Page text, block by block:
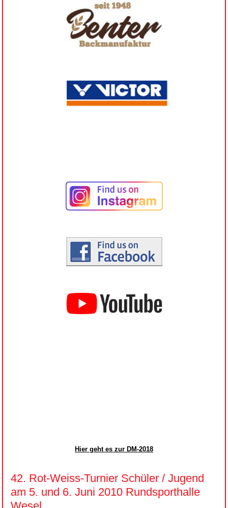
Hier geht es zur DM-2018
42. Rot-Weiss-Turnier Schüler / Jugend
am 5. und 6. Juni 2010 Rundsporthalle